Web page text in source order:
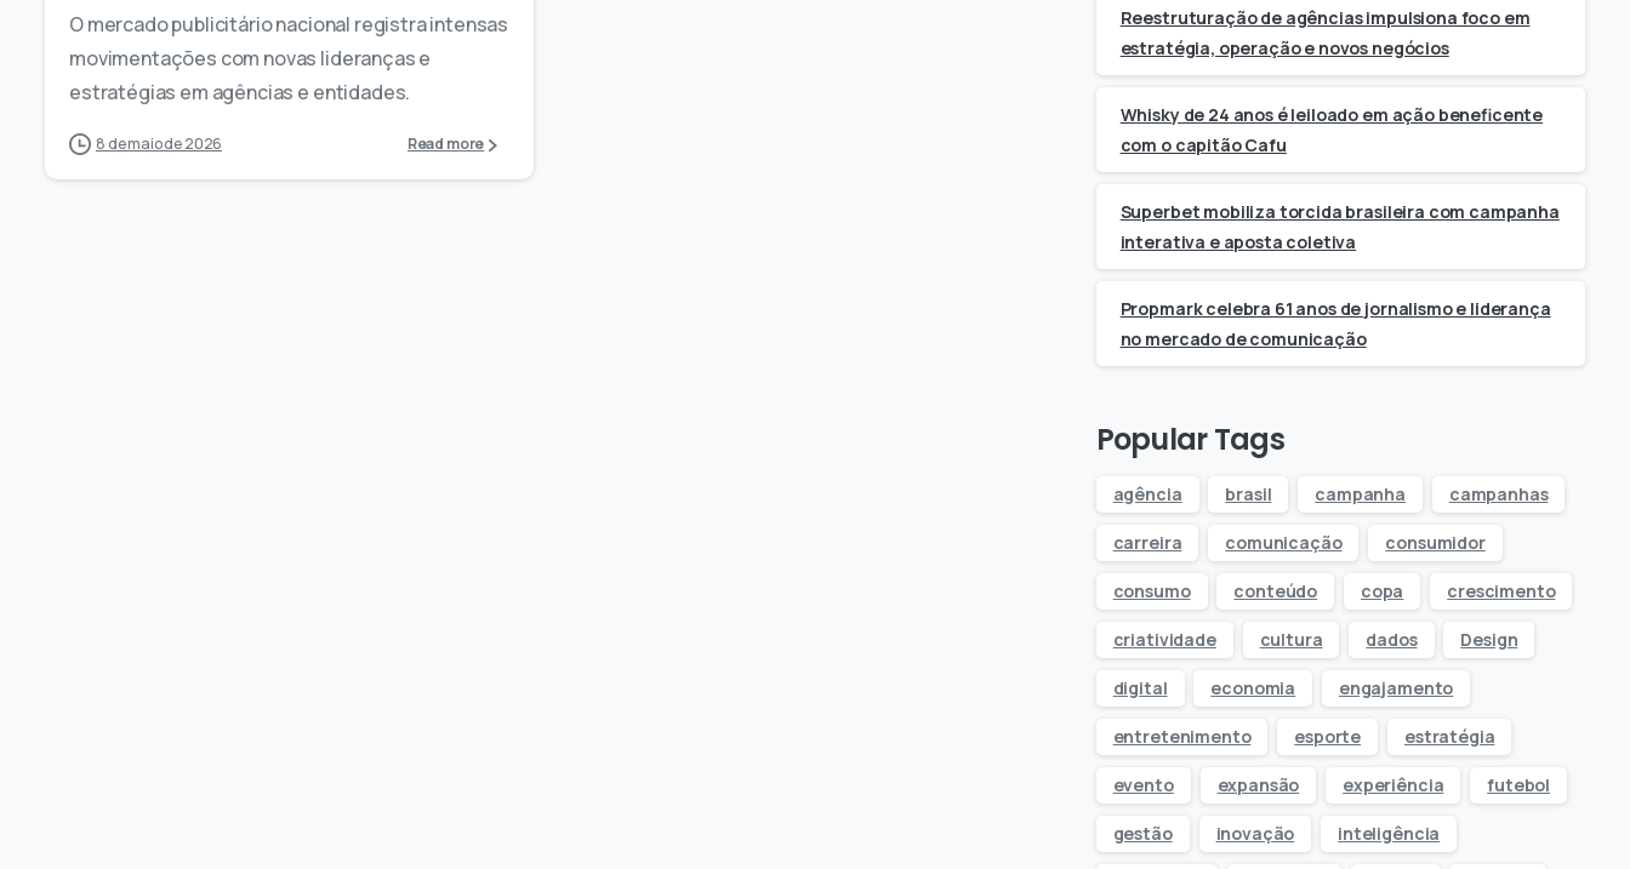
O mercado publicitário nacional registra intensas
movimentações com novas lideranças e
estratégias em agências e entidades.
8 de maio de 2026 Read more
Reestruturação de agências impulsiona foco em
estratégia, operação e novos negócios
Whisky de 24 anos é leiloado em ação beneficente
com o capitão Cafu
Superbet mobiliza torcida brasileira com campanha
interativa e aposta coletiva
Propmark celebra 61 anos de jornalismo e liderança
no mercado de comunicação
Popular Tags
agência brasil campanha campanhas
carreira comunicação consumidor
consumo conteúdo copa crescimento
criatividade cultura dados Design
digital economia engajamento
entretenimento esporte estratégia
evento expansão experiência futebol
gestão inovação inteligência